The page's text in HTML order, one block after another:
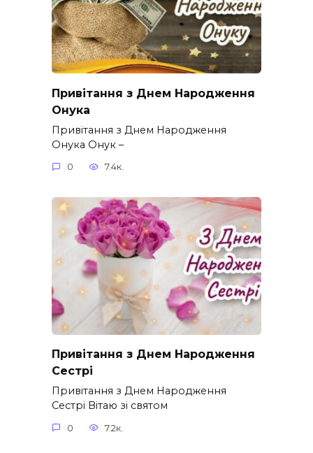
Привітання з Днем Народження
Онука
Привітання з Днем Народження
Онука Онук –
0 7.4к.
Привітання з Днем Народження
Сестрі
Привітання з Днем Народження
Сестрі Вітаю зі святом
0 7.2к.